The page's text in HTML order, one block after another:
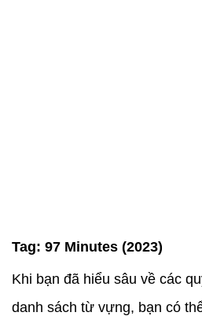
Tag: 97 Minutes (2023)
Khi bạn đã hiểu sâu về các
danh sách từ vựng, bạn có